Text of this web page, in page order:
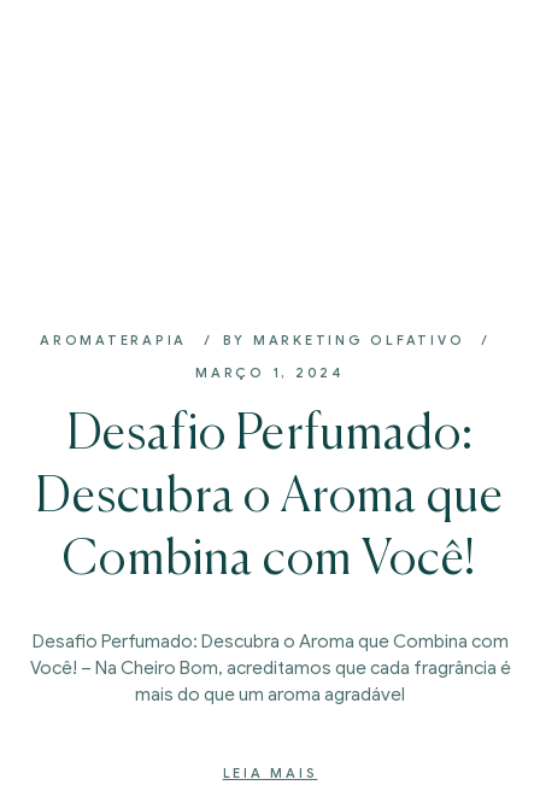
AROMATERAPIA BY MARKETING OLFATIVO
MARÇO 1, 2024
Desafio Perfumado:
Descubra o Aroma que
Combina com Você!
Desafio Perfumado: Descubra o Aroma que Combina com
Você! – Na Cheiro Bom, acreditamos que cada fragrância é
mais do que um aroma agradável
LEIA MAIS